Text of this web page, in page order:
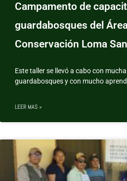
Campamento de
guardabosques del
Conservación Loma
Este taller se llevó a cabo con
guardabosques y con mucho
LEER MAS »